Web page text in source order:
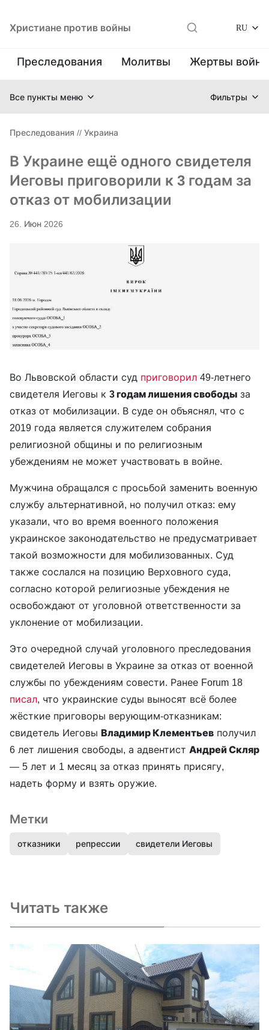
Христиане против войны RU
Преследования Молитвы Жертвы
Все пункты меню Фильтры
Преследования // Украина
В Украине ещё одного свидетеля
Иеговы приговорили к 3 годам за
отказ от мобилизации
26. Июн 2026
Во Львовской области суд приговорил 49-летнего
свидетеля Иеговы к 3 годам лишения свободы за
отказ от мобилизации. В суде он объяснял, что с
2019 года является служителем собрания
религиозной общины и по религиозным
убеждениям не может участвовать в войне.
Мужчина обращался с просьбой заменить военную
службу альтернативной, но получил отказ: ему
указали, что во время военного положения
украинское законодательство не предусматривает
такой возможности для мобилизованных. Суд
также сослался на позицию Верховного суда,
согласно которой религиозные убеждения не
освобождают от уголовной ответственности за
уклонение от мобилизации.
Это очередной случай уголовного преследования
свидетелей Иеговы в Украине за отказ от военной
службы по убеждениям совести. Ранее Forum 18
писал, что украинские суды выносят всё более
жёсткие приговоры верующим-отказникам:
свидетель Иеговы Владимир Клементьев получил
6 лет лишения свободы, а адвентист Андрей Скляр
— 5 лет и 1 месяц за отказ принять присягу,
надеть форму и взять оружие.
Метки
отказники репрессии свидетели Иеговы
Читать также